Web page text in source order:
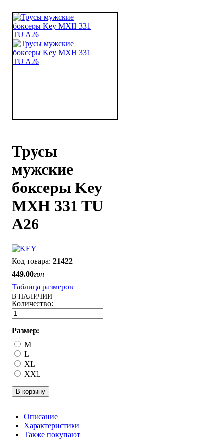
Трусы
мужские
боксеры Key
MXH 331 TU
A26
21422
449.00грн
Таблица размеров
В НАЛИЧИИ
Размер:
M
L
XL
XXL
В корзину
Описание
Характеристики
Также покупают